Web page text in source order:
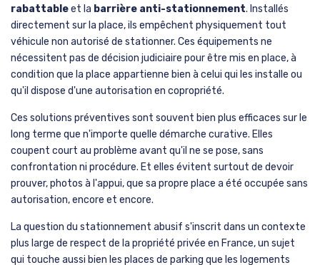
rabattableet la barrière anti-stationnement. Installés
directement sur la place, ils empêchent physiquement tout
véhicule non autorisé de stationner. Ces équipements ne
nécessitent pas de décision judiciaire pour être mis en place, à
condition que la place appartienne bien à celui qui les installe ou
qu'il dispose d'une autorisation en copropriété.
Ces solutions préventives sont souvent bien plus efficaces sur le
long terme que n'importe quelle démarche curative. Elles
coupent court au problème avant qu'il ne se pose, sans
confrontation ni procédure. Et elles évitent surtout de devoir
prouver, photos à l'appui, que sa propre place a été occupée sans
autorisation, encore et encore.
La question du stationnement abusif s'inscrit dans un contexte
plus large de respect de la propriété privée en France, un sujet
qui touche aussi bien les places de parking que les logements